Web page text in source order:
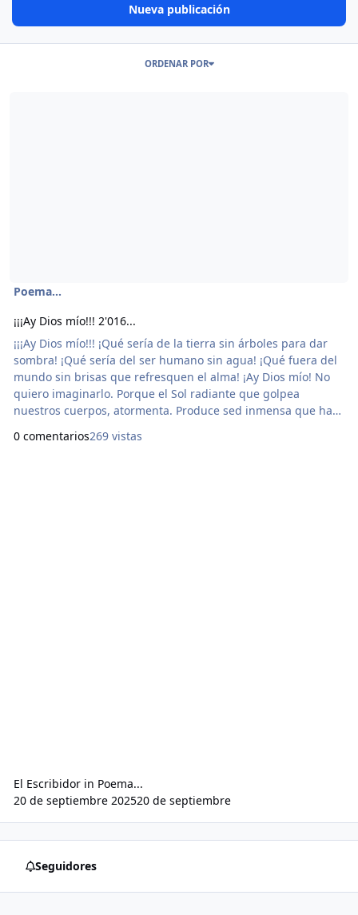
Nueva publicación
ORDENAR POR
Poema...
¡¡¡Ay Dios mío!!! 2'016...
¡¡¡Ay Dios mío!!! ¡Qué sería de la tierra sin árboles para dar
sombra! ¡Qué sería del ser humano sin agua! ¡Qué fuera del
mundo sin brisas que refresquen el alma! ¡Ay Dios mío! No
quiero imaginarlo. Porque el Sol radiante que golpea
nuestros cuerpos, atormenta. Produce sed inmensa que hace
bajo la sombra de un árbol cuando la brisa fluye. El
0 comentarios269 vistas
El Escribidorin Poema...
20 de septiembre 202520 de septiembre
Seguidores